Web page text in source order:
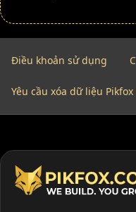
Điều khoản sử dụng
Yêu cầu xóa dữ liệu